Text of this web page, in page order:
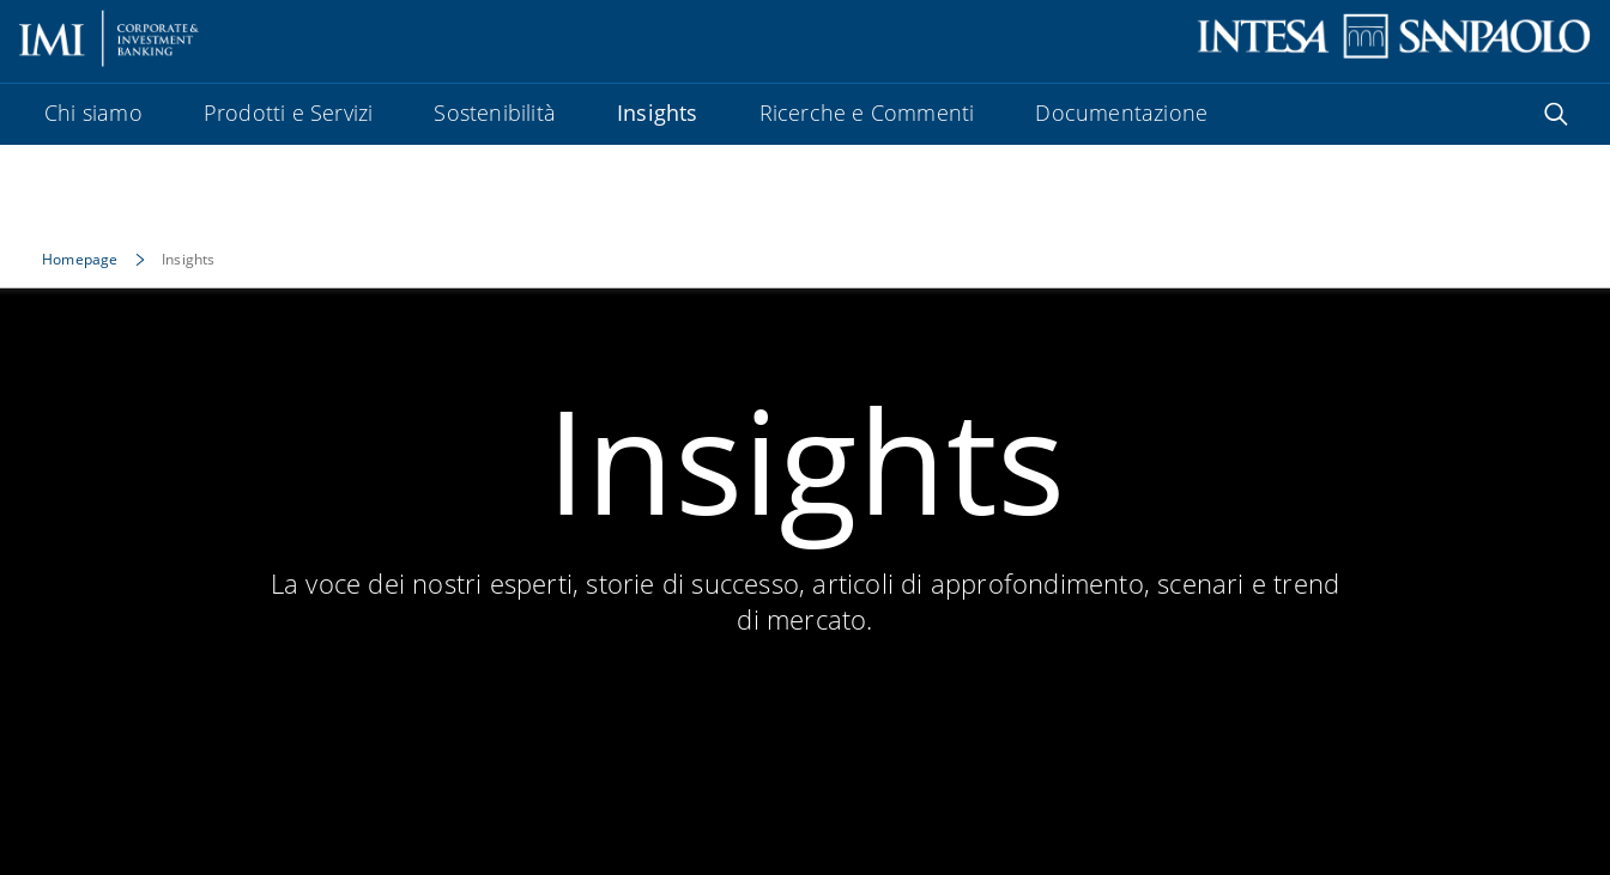
Chi siamo Prodotti e Servizi Sostenibilità Insights Ricerche e Commenti Documentazione
Homepage Insights
Insights
La voce dei nostri esperti, storie di successo, articoli di approfondimento, scenari e trend
di mercato.